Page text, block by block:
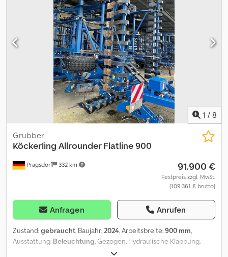
1 / 8
Pragsdorf 332 km
Grubber
Köckerling Allrounder Flatline 900
91.900 €
Festpreis zzgl. MwSt.
(109.361 € brutto)
Anfragen Anrufen
Zustand:gebraucht, Baujahr: 2024, Arbeitsbreite:900 mm,
Ausstattung: Beleuchtung , Gezogen, Hydraulische Klappung,
Steinsicherung, Stützfuß / -rad_____Teleskopdeichsel mit